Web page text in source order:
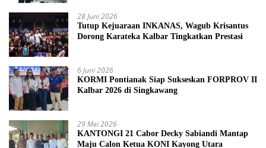
28 Juni 2026
Tutup Kejuaraan INKANAS, Wagub Krisantus
Dorong Karateka Kalbar Tingkatkan Prestasi
6 Juni 2026
KORMI Pontianak Siap Sukseskan FORPROV II
Kalbar 2026 di Singkawang
29 Mei 2026
KANTONGI 21 Cabor Decky Sabiandi Mantap
Maju Calon Ketua KONI Kayong Utara